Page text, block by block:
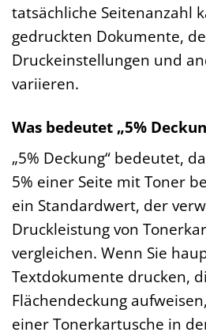
tatsächliche Seitenanzahl
gedruckten Dokumente,
Druckeinstellungen und
variieren.
Was bedeutet „5%
„5% Deckung“ bedeutet,
5% einer Seite mit Toner
ein Standardwert, der
Druckleistung von
vergleichen. Wenn Sie
Textdokumente drucken,
Flächendeckung
einer Tonerkartusche in